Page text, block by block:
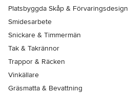
Platsbyggda Skåp & Förvaringsdesign
Smidesarbete
Snickare & Timmermän
Tak & Takrännor
Trappor & Räcken
Vinkällare
Gräsmatta & Bevattning